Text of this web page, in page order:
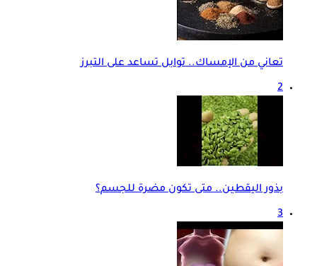
تعاني من الإمساك.. توابل تساعد على التبرز
2
بذور اليقطين.. متى تكون مضرة للجسم؟
3